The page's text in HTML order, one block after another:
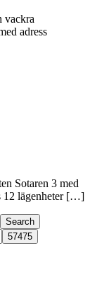
vackra
adress
Sotaren 3 med
12 lägenheter […]